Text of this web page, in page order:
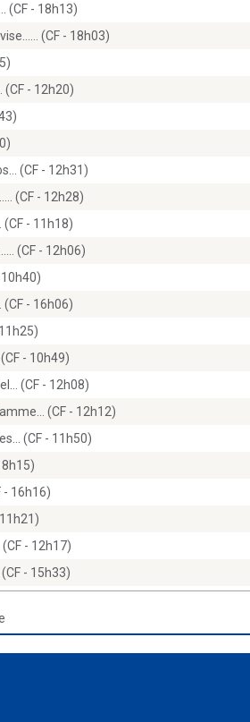
(CF - 18h13)
(CF - 18h03)
- 12h20)
(CF - 12h31)
(CF - 12h28)
- 11h18)
(CF - 12h06)
- 16h06)
- 10h49)
(CF - 12h08)
(CF - 12h12)
(CF - 11h50)
- 16h16)
- 12h17)
- 15h33)